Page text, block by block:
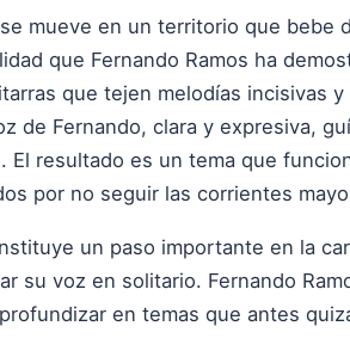
mueve en un territorio que
que Fernando Ramos ha
que tejen melodías incisivas
de Fernando, clara y expresiva,
El resultado es un tema que
por no seguir las corrientes
un paso importante en la
su voz en solitario. Fernando
en temas que antes